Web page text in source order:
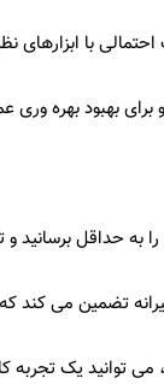
با
بهبود بهره وری
به حداقل
تضمین می کند
توانید یک تجربه